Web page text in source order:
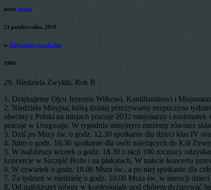
przez bogus
21 października, 2018
w Ogłoszenia parafialne
1960
29. Niedziela Zwykła, Rok B
1. Dziękujemy Ojcu Jerzemu Wilkowi, Kamilianinowi i
2. Niedziela Misyjna, którą dzisiaj przeżywamy rozpoczyna
obecnej z Polski na misjach pracuje 2032 misjonarzy i
pracuje w Urugwaju. W tygodniu misyjnym możemy również
3. Dziś po Mszy św. o godz. 12.30 spotkanie dla dzieci klas IV
4. Jutro o godz. 16.30 spotkanie dla osób należących do Kół
5. W najbliższy wtorek o godz. 18.30 z racji 100 rocznicy
koncercie w Szczęść Boże i na plakatach. W trakcie koncertu
6. W czwartek o godz. 18.00 Msza św., a po niej spotkanie dla
7. Za tydzień w niedzielę o godz. 10.00 Msza św. w intencji
8. Od najbliższej soboty w konfesjonale pod chórem dyżurować